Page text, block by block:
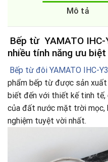
Mô tả
Bếp từ YAMATO
nhiều tính năng ưu biệt
Bếp từ đôi YAMATO IHC-
phẩm bếp từ được sản
biết đến với thiết kế tinh
của đất nước mặt trời mọc,
nghiệm tuyệt vời nhất.